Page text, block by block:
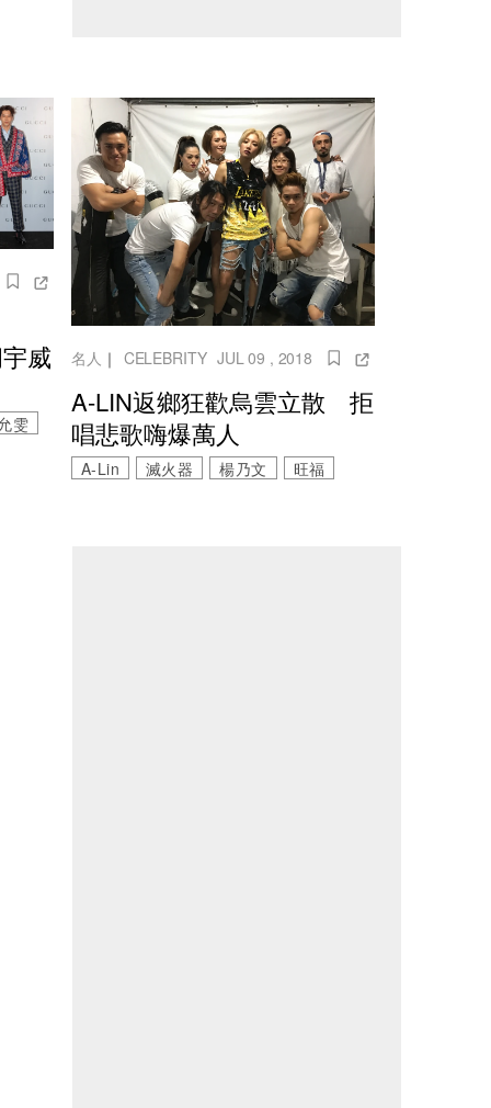
威
雯
名人 ｜ CELEBRITY JUL 09 , 2018
A-LIN返鄉狂歡烏雲立散 拒
唱悲歌嗨爆萬人
A-Lin 滅火器 楊乃文 旺福